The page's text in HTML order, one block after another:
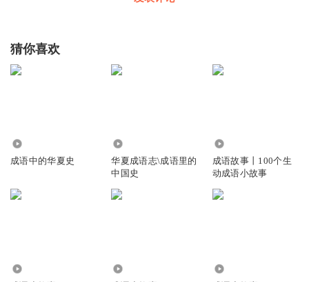
猜你喜欢
成语中的华夏史
华夏成语志\成语里的
中国史
成语故事丨100个生
动成语小故事